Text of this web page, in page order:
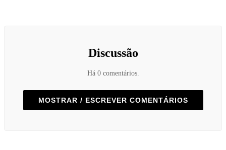
Discussão
Há 0 comentários.
MOSTRAR / ESCREVER COMENTÁRIOS